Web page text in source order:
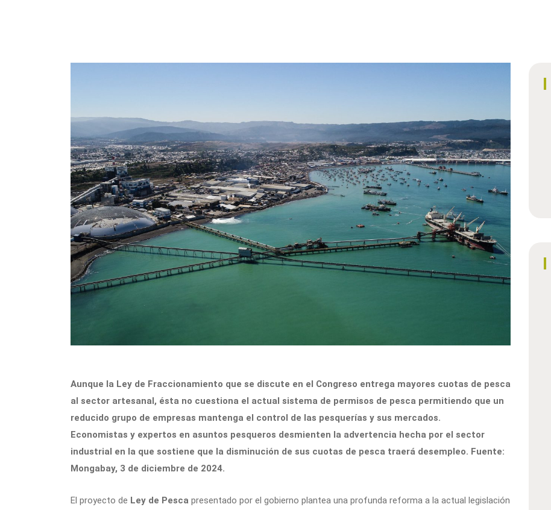
Aunque la Ley de Fraccionamiento que se discute en el Congreso entrega mayores cuotas de pesca
al sector artesanal, ésta no cuestiona el actual sistema de permisos de pesca permitiendo que un
reducido grupo de empresas mantenga el control de las pesquerías y sus mercados.
Economistas y expertos en asuntos pesqueros desmienten la advertencia hecha por el sector
industrial en la que sostiene que la disminución de sus cuotas de pesca traerá desempleo. Fuente:
Mongabay, 3 de diciembre de 2024.
El proyecto de Ley de Pesca presentado por el gobierno plantea una profunda reforma a la actual legislación